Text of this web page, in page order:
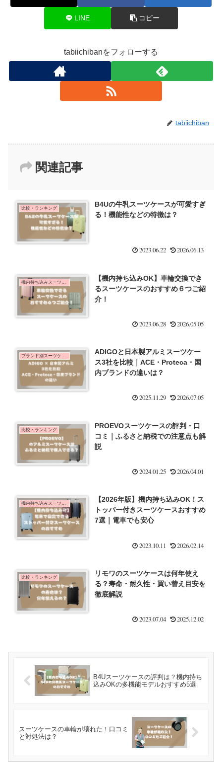
LINE コピー
tabiichibanをフォローする
tabiichiban
関連記事
比較・ランキング
B4Uの牛乳スーツケースが可愛すぎ
る！機能性などの特徴は？
2023.06.22 2026.06.13
【機内持ち込みOK】車輪交換でき
るスーツケースのおすすめ６つご紹
介！
2023.06.28 2026.05.05
ブランド別スーツケース
ADIGOと日本製アルミスーツケー
ス3社を比較｜ACE・Proteca・国
内ブランドの違いは？
2025.11.29 2026.07.05
比較・ランキング
PROEVOスーツケースの評判・口
コミ｜ふるさと納税での注意点も解
説
2024.01.25 2026.04.01
機内持ち込みスーツケース
【2026年版】機内持ち込みOK！ス
トッパー付きスーツケースおすすめ
7選｜電車でも安心
2023.10.11 2026.02.14
比較・ランキング
リモワのスーツケースは何年使え
る？寿命・耐久性・買い替え目安を
徹底解説
2023.07.04 2025.12.02
B4Uスーツケースの評判は？機内持ち
込みOKの多機能モデルおすすめ5選
スーツケースの車輪が壊れた！口コミ
と対処法は？